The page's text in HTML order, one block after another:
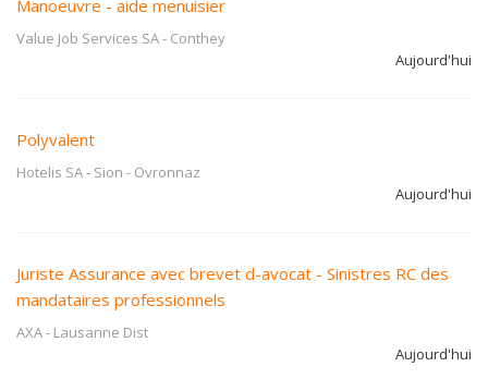
Manoeuvre - aide menuisier
Value Job Services SA- Conthey
Aujourd'hui
Polyvalent
Hotelis SA - Sion - Ovronnaz
Aujourd'hui
Juriste Assurance avec brevet d-avocat - Sinistres RC des
mandataires professionnels
AXA- Lausanne Dist
Aujourd'hui